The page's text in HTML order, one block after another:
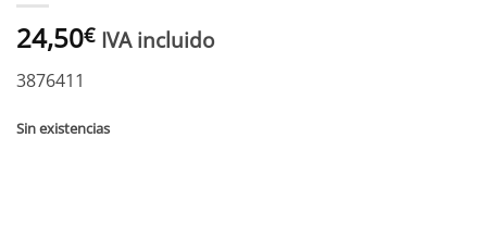
24,50€ IVA incluido
3876411
Sin existencias